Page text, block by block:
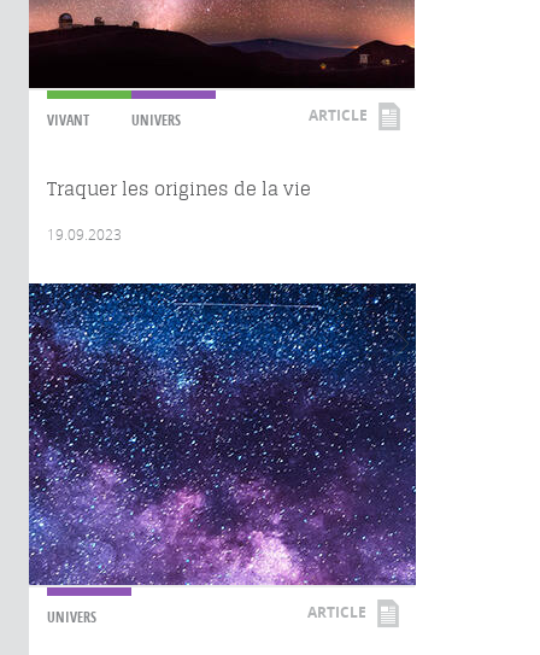
VIVANT UNIVERS ARTICLE
Traquer les origines de la vie
19.09.2023
UNIVERS ARTICLE